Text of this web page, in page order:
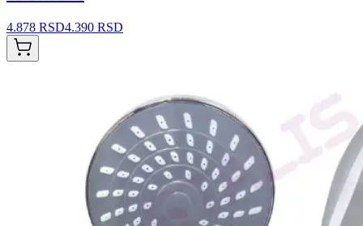
4.878 RSD4.390 RSD